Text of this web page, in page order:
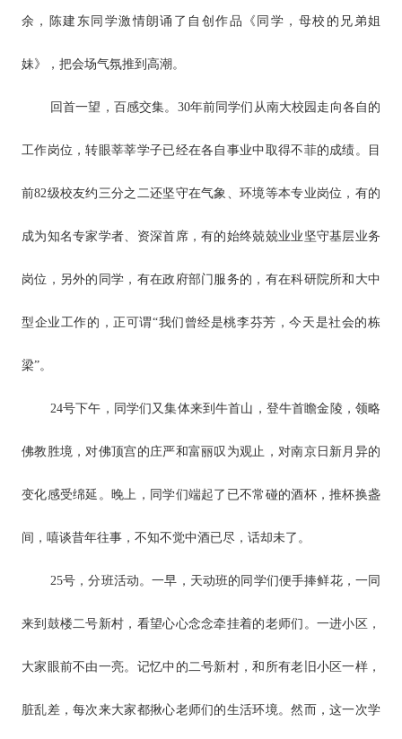
余，陈建东同学激情朗诵了自创作品《同学，母校的兄弟姐
妹》，把会场气氛推到高潮。
回首一望，百感交集。30年前同学们从南大校园走向各自的
工作岗位，转眼莘莘学子已经在各自事业中取得不菲的成绩。目
前82级校友约三分之二还坚守在气象、环境等本专业岗位，有的
成为知名专家学者、资深首席，有的始终兢兢业业坚守基层业务
岗位，另外的同学，有在政府部门服务的，有在科研院所和大中
型企业工作的，正可谓“我们曾经是桃李芬芳，今天是社会的栋
梁”。
24号下午，同学们又集体来到牛首山，登牛首瞻金陵，领略
佛教胜境，对佛顶宫的庄严和富丽叹为观止，对南京日新月异的
变化感受绵延。晚上，同学们端起了已不常碰的酒杯，推杯换盏
间，嘻谈昔年往事，不知不觉中酒已尽，话却未了。
25号，分班活动。一早，天动班的同学们便手捧鲜花，一同
来到鼓楼二号新村，看望心心念念牵挂着的老师们。一进小区，
大家眼前不由一亮。记忆中的二号新村，和所有老旧小区一样，
脏乱差，每次来大家都揪心老师们的生活环境。然而，这一次学